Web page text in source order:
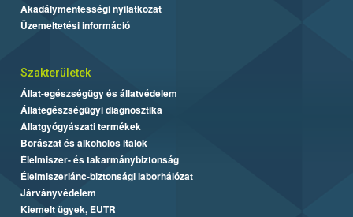
Akadálymentességi nyilatkozat
Üzemeltetési információ
Szakterületek
Állat-egészségügy és állatvédelem
Állategészségügyi diagnosztika
Állatgyógyászati termékek
Borászat és alkoholos italok
Élelmiszer- és takarmánybiztonság
Élelmiszerlánc-biztonsági laborhálózat
Járványvédelem
Kiemelt ügyek, EUTR